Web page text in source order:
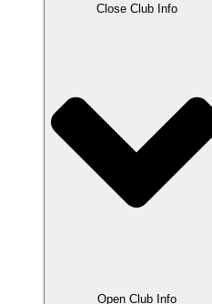
Close Club Info
Open Club Info